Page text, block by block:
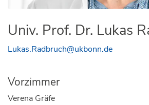
Univ. Prof. Dr. Lukas
Lukas.Radbruch@ukbonn.de
Vorzimmer
Verena Gräfe